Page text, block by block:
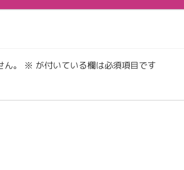
。 ※ が付いている欄は必須項目です